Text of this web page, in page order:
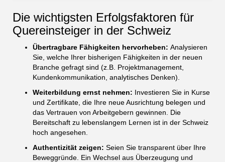
Die wichtigsten Erfolgsfaktoren für
Quereinsteiger in der Schweiz
Übertragbare Fähigkeiten hervorheben: Analysieren
Sie, welche Ihrer bisherigen Fähigkeiten in der neuen
Branche gefragt sind (z.B. Projektmanagement,
Kundenkommunikation, analytisches Denken).
Weiterbildung ernst nehmen: Investieren Sie in Kurse
und Zertifikate, die Ihre neue Ausrichtung belegen und
das Vertrauen von Arbeitgebern gewinnen. Die
Bereitschaft zu lebenslangem Lernen ist in der Schweiz
hoch angesehen.
Authentizität zeigen: Seien Sie transparent über Ihre
Beweggründe. Ein Wechsel aus Überzeugung und